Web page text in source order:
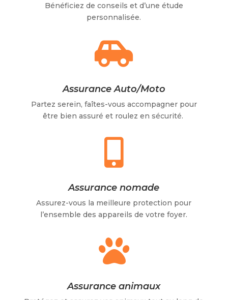
Bénéficiez de conseils et d’une étude
personnalisée.

Assurance Auto/Moto
Partez serein, faîtes-vous accompagner pour
être bien assuré et roulez en sécurité.

Assurance nomade
Assurez-vous la meilleure protection pour
l’ensemble des appareils de votre foyer.

Assurance animaux